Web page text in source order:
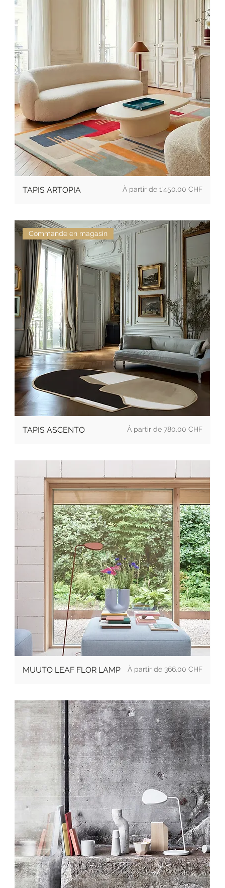
TAPIS ARTOPIA Prix 1'450.00 CHF
Commande en magasin
TAPIS ASCENTO Prix 780.00 CHF
MUUTO LEAF FLOR LAMP Prix 366.00 CHF